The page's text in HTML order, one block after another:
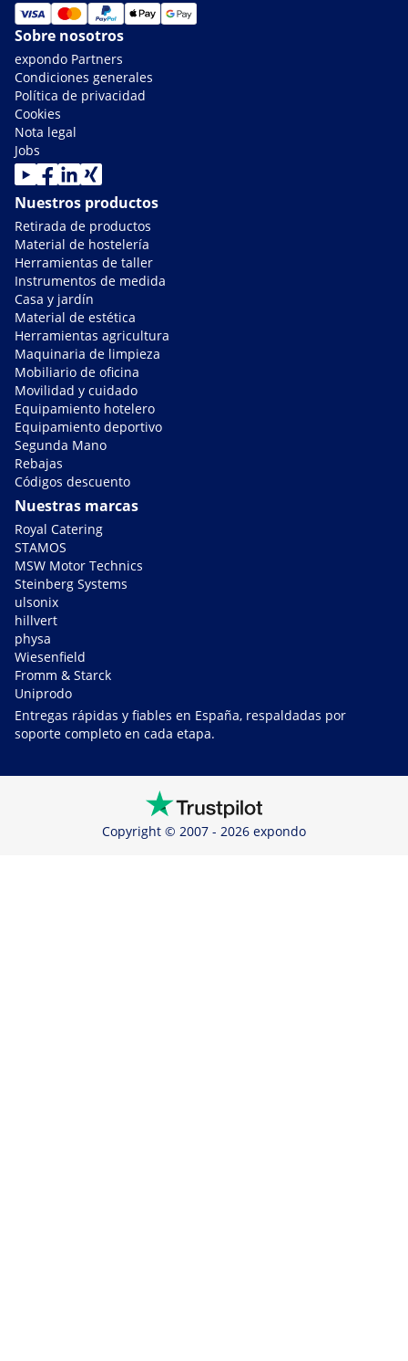
Sobre nosotros
expondo Partners
Condiciones generales
Política de privacidad
Cookies
Nota legal
Jobs
Nuestros productos
Retirada de productos
Material de hostelería
Herramientas de taller
Instrumentos de medida
Casa y jardín
Material de estética
Herramientas agricultura
Maquinaria de limpieza
Mobiliario de oficina
Movilidad y cuidado
Equipamiento hotelero
Equipamiento deportivo
Segunda Mano
Rebajas
Códigos descuento
Nuestras marcas
Royal Catering
STAMOS
MSW Motor Technics
Steinberg Systems
ulsonix
hillvert
physa
Wiesenfield
Fromm & Starck
Uniprodo
Entregas rápidas y fiables en España, respaldadas por
soporte completo en cada etapa.
Copyright © 2007 - 2026 expondo